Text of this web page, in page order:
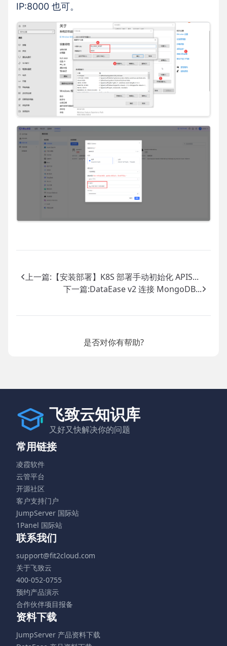
IP:8000 也可。
上一篇: 【安装部署】K8S 部署手动初始化 APIS...
下一篇:DataEase v2 连接 MongoDB...
是否对你有帮助?
飞致云知识库
又好又快解决你的问题
常用链接
凌霞软件
云管平台
开源社区
客户支持门户
JumpServer 国际站
1Panel 国际站
联系我们
support@fit2cloud.com
关于飞致云
400-052-0755
预约产品演示
合作伙伴项目报备
资料下载
JumpServer 产品资料下载